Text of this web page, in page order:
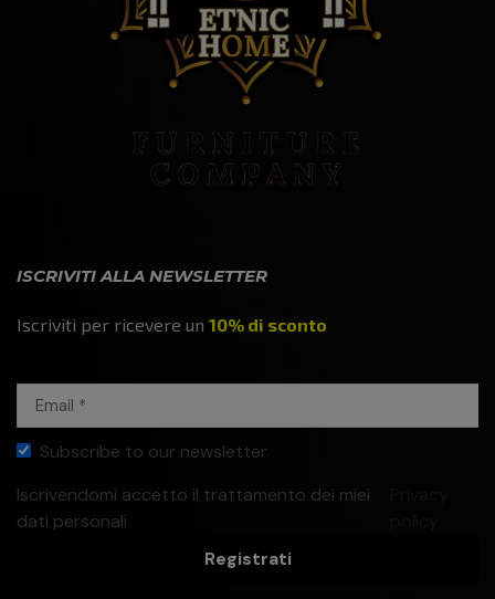
ISCRIVITI ALLA NEWSLETTER
Iscriviti per ricevere un 10% di sconto
Subscribe to our newsletter
Iscrivendomi accetto il trattamento dei miei
dati personali
Registrati